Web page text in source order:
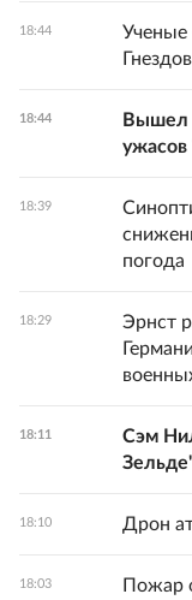
18:44
Ученые
18:44
Вышел
ужасов
18:39
погода
18:29
Эрнст
18:11
Сэм
18:10 Дрон
18:03
Пожар